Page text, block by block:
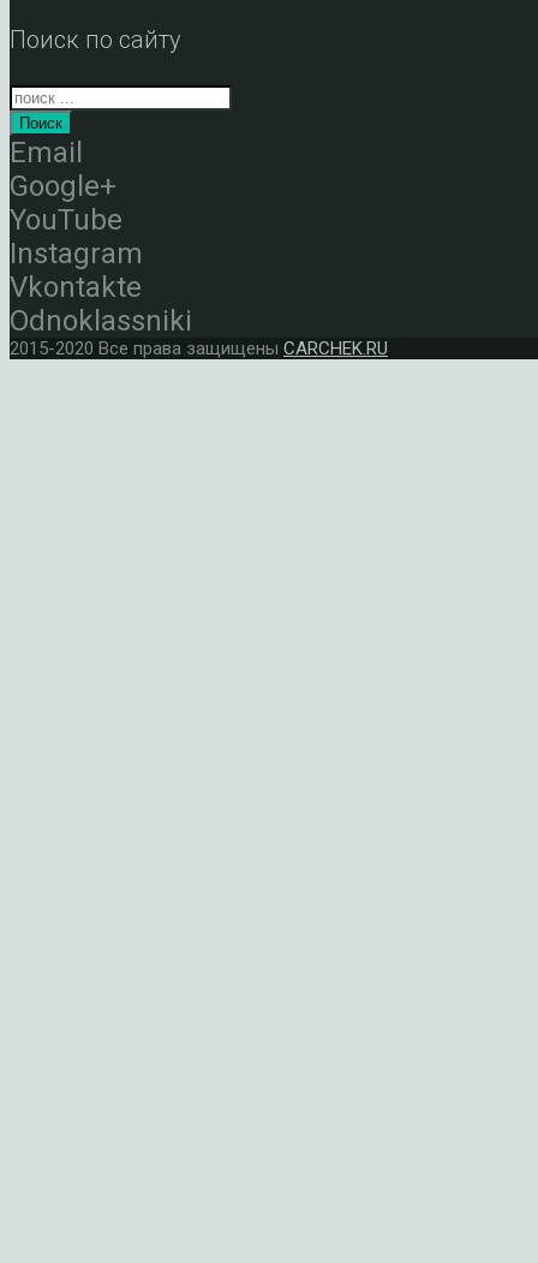
Поиск по сайту
Поиск
Email
Google+
YouTube
Instagram
Vkontakte
Odnoklassniki
2015-2020 Все права защищены CARCHEK.RU